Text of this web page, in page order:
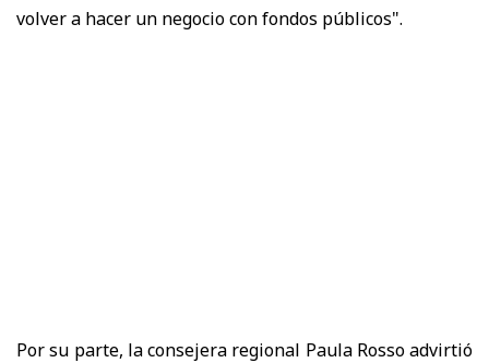
volver a hacer un negocio con fondos públicos".
Por su parte, la consejera regional Paula Rosso advirtió